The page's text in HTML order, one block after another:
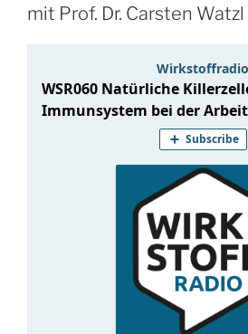
mit Prof. Dr. Carsten Watzl